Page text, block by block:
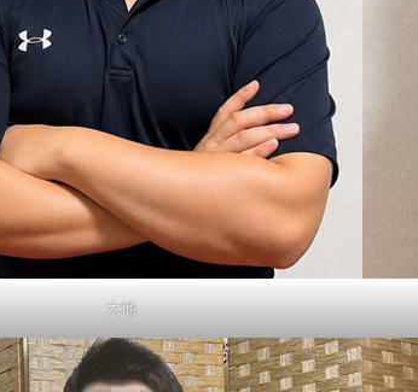
大地